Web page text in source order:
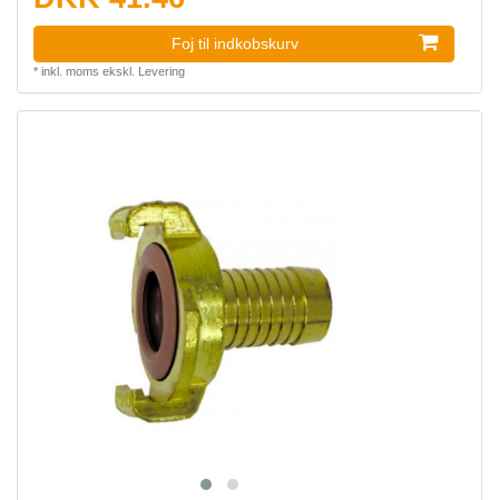
Foj til indkobskurv
* inkl. moms ekskl. Levering